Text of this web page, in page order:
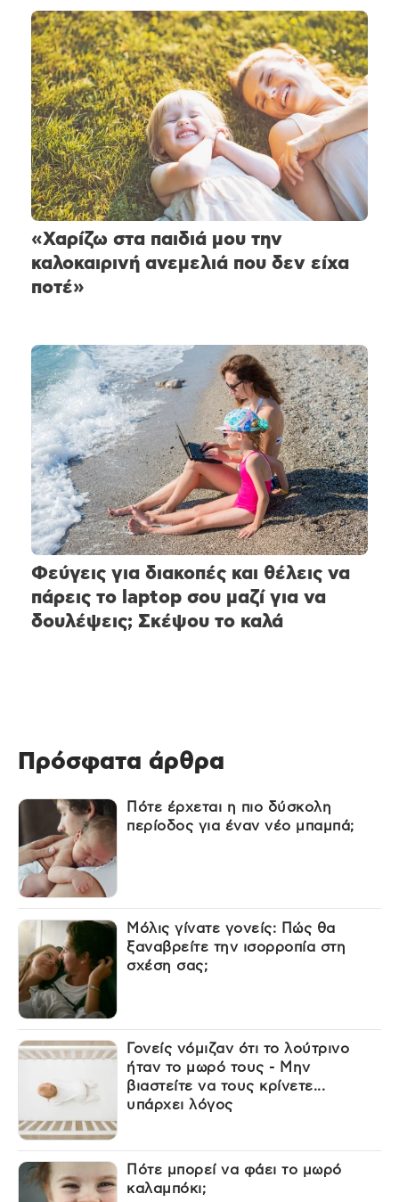
«Χαρίζω στα παιδιά μου την
καλοκαιρινή ανεμελιά που δεν είχα
ποτέ»
Φεύγεις για διακοπές και θέλεις να
πάρεις το laptop σου μαζί για να
δουλέψεις; Σκέψου το καλά
Πρόσφατα άρθρα
Πότε έρχεται η πιο δύσκολη
περίοδος για έναν νέο μπαμπά;
Μόλις γίνατε γονείς: Πώς θα
ξαναβρείτε την ισορροπία στη
σχέση σας;
Γονείς νόμιζαν ότι το λούτρινο
ήταν το μωρό τους - Μην
βιαστείτε να τους κρίνετε...
υπάρχει λόγος
Πότε μπορεί να φάει το μωρό
καλαμπόκι;